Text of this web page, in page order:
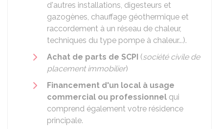
d'autres installations, digesteurs et
gazogènes, chauffage géothermique et
raccordement à un réseau de chaleur,
techniques du type pompe à chaleur...).
Achat de parts de SCPI (société civile de
placement immobilier)
Financement d'un local à usage
commercial ou professionnel qui
comprend également votre résidence
principale.